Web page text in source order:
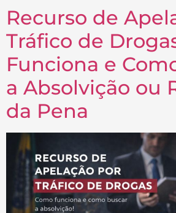
Recurso de
Tráfico de
Funciona e
a Absolvição ou
da Pena